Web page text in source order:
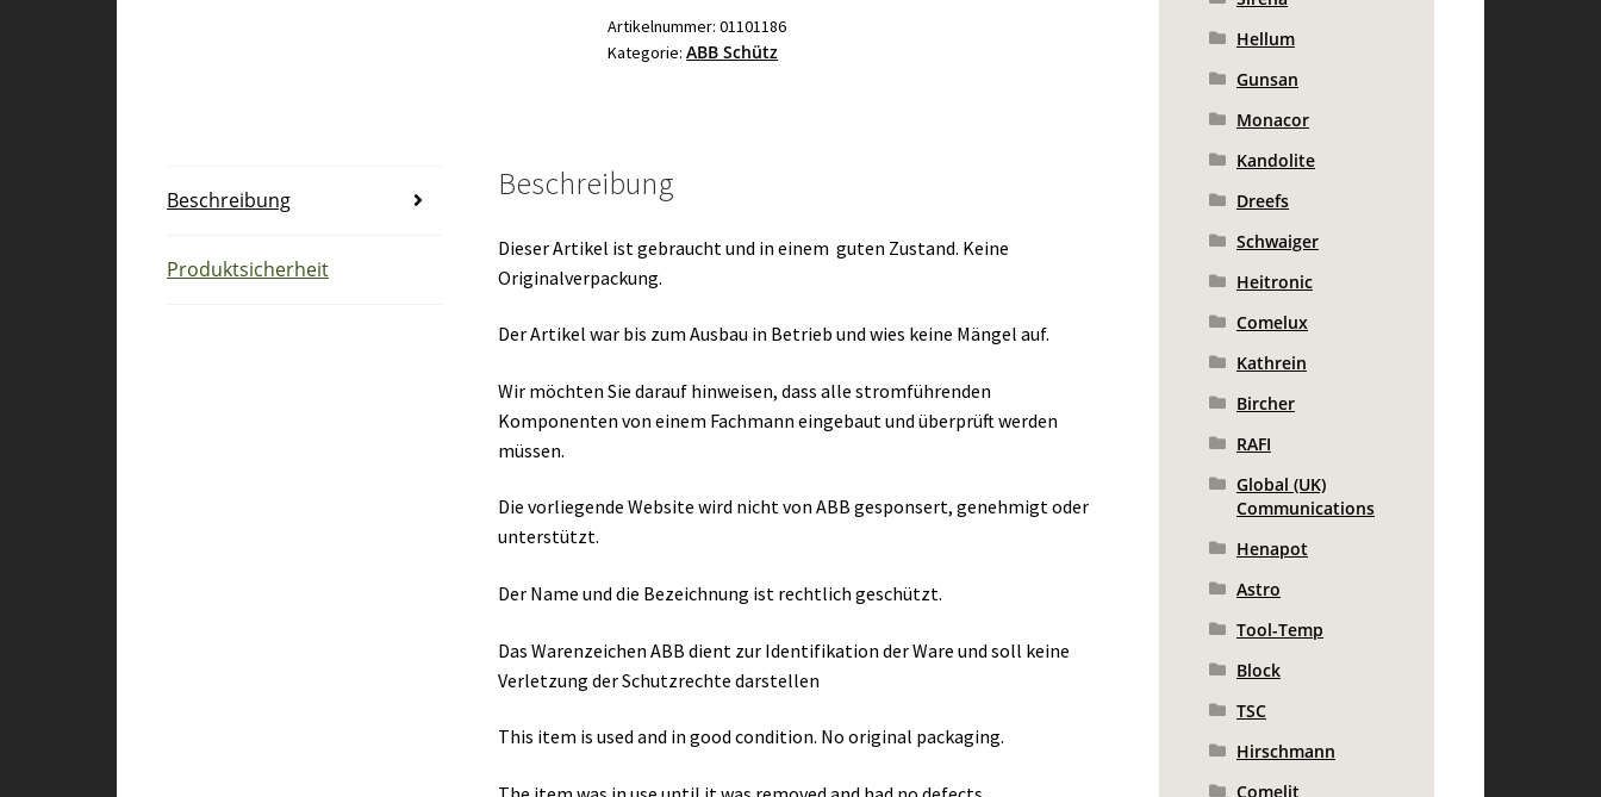
2
Hilfskontakt
Artikelnummer:01101186
Kategorie:ABB Schütz
Beschreibung
Produktsicherheit
Beschreibung
Dieser Artikel ist gebraucht und in einem guten Zustand. Keine
Originalverpackung.
Der Artikel war bis zum Ausbau in Betrieb und wies keine Mängel auf.
Wir möchten Sie darauf hinweisen, dass alle stromführenden
Komponenten von einem Fachmann eingebaut und überprüft werden
müssen.
Die vorliegende Website wird nicht von ABB gesponsert, genehmigt oder
unterstützt.
Der Name und die Bezeichnung ist rechtlich geschützt.
Das Warenzeichen ABB dient zur Identifikation der Ware und soll keine
Verletzung der Schutzrechte darstellen
This item is used and in good condition. No original packaging.
Hellum
Gunsan
Monacor
Kandolite
Dreefs
Schwaiger
Heitronic
Comelux
Kathrein
Bircher
RAFI
Global (UK)
Communications
Henapot
Astro
Tool-Temp
Block
TSC
Hirschmann
Comelit